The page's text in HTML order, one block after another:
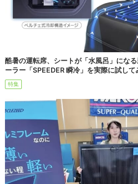
酷暑の運転席、シートが「水風呂」にな
ーラー「SPEEDER 瞬冷」を実際に試して
特集